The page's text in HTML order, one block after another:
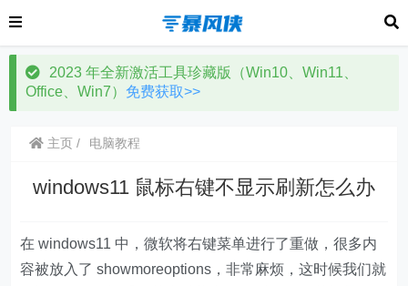
2023 年全新激活工具珍藏版（Win10、Win11、
Office、Win7） 免费获取>>
主页 电脑教程
windows11 鼠标右键不显示刷新怎么办
在 windows11 中，微软将右键菜单进行了重做，很多内
容被放入了 showmoreoptions，非常麻烦，这时候我们就